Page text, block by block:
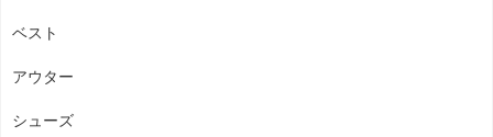
ベスト
アウター
シューズ